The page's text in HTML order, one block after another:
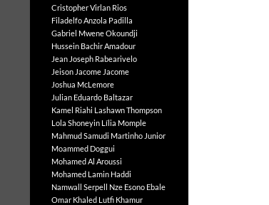
Cristopher Virlan Rios
Filadelfo Anzola Padilla
Gabriel Mwene Okoundji
Hussein Bachir Amadour
Jean Joseph Rabearivelo
Jeison Jacome Jacome
Joshua McLemore
Julian Eduardo Baltazar
Kamel Riahi Lashawn Thompson
Lola Shoneyin Lília Momple
Mahmud Samudi Martinho Junior
Moammed Doggui
Mohamed Al Aroussi
Mohamed Lamin Haddi
Namwall Serpell Nze Esono Ebale
Omar Khaled Lutfi Khamur